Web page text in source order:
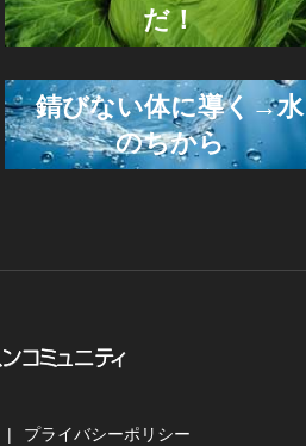
だ！
錆びない体に導く→水
のちから
プライバシーポリシー